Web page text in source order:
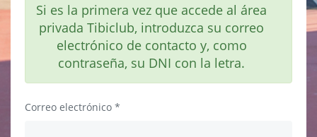
Si es la primera vez que accede al área
privada Tibiclub, introduzca su correo
electrónico de contacto y, como
contraseña, su DNI con la letra.
Correo electrónico